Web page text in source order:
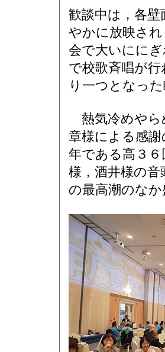
歓談中は，各
やかに放映さ
会で大いにに
で校歌斉唱が
り一つとなっ
熱気冷めやら
章様による感
年である高３
様，酒井様の
の最高潮のな